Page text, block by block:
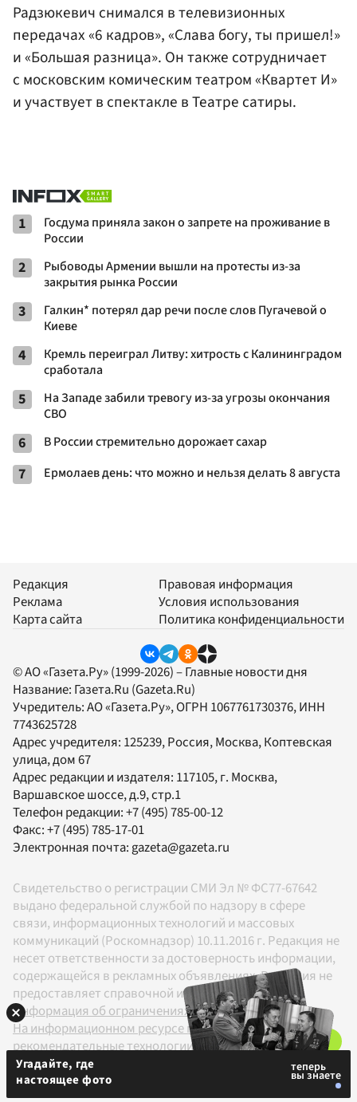
Радзюкевич снимался в телевизионных
передачах «6 кадров», «Слава богу, ты пришел!»
и «Большая разница». Он также сотрудничает
с московским комическим театром «Квартет И»
и участвует в спектакле в Театре сатиры.
1
Госдума приняла закон о запрете на проживание в
России
2
Рыбоводы Армении вышли на протесты из-за
закрытия рынка России
3
Галкин* потерял дар речи после слов Пугачевой о
Киеве
4
Кремль переиграл Литву: хитрость с Калининградом
сработала
5
На Западе забили тревогу из-за угрозы окончания
СВО
6 В России стремительно дорожает сахар
7 Ермолаев день: что можно и нельзя делать 8 августа
Редакция
Реклама
Карта сайта
Правовая информация
Условия использования
Политика конфиденциальности
© АО «Газета.Ру» (1999-2026) – Главные новости дня
Название: Газета.Ru (Gazeta.Ru)
Учредитель:АО «Газета.Ру», ОГРН 1067761730376, ИНН
7743625728
Адрес учредителя: 125239, Россия, Москва, Коптевская
улица, дом 67
Адрес редакции и издателя: 117105, г. Москва,
Варшавское шоссе, д.9, стр.1
Телефон редакции:+7 (495) 785-00-12
Факс:+7 (495) 785-17-01
Электронная почта:gazeta@gazeta.ru
Свидетельство о регистрации СМИ Эл № ФС77-67642
выдано федеральной службой по надзору в сфере
связи, информационных технологий и массовых
коммуникаций (Роскомнадзор) 10.11.2016 г. Редакция не
несет ответственности за достоверность информации,
содержащейся в рекламных объявлениях. Редакция не
предоставляет справочной информации.
Информация об ограничениях
На информационном ресурсе применяются
рекомендательные технологии в соответствии с
Правилами
Угадайте, где
настоящее фото